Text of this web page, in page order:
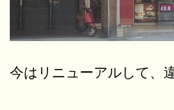
今はリニューアルして、